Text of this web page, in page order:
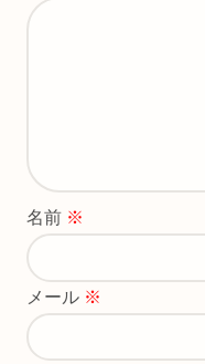
名前 ※
メール ※